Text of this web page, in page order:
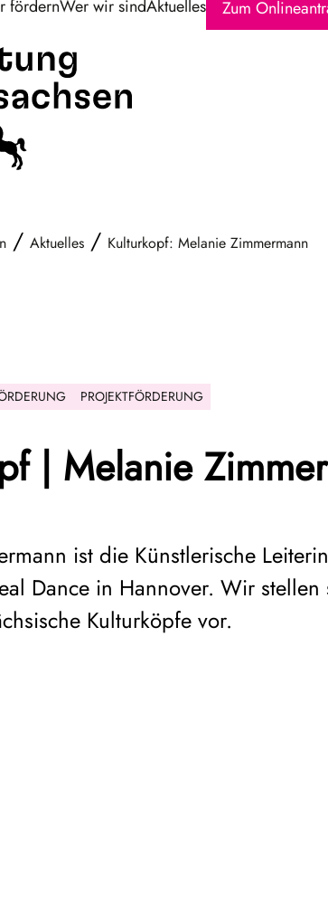
fördernWer wir sindAktuelles Zum
/ Aktuelles / Kulturkopf: Melanie Zimmermann
PROJEKTFÖRDERUNG
| Melanie
ist die Künstlerische
Dance in Hannover. Wir
Kulturköpfe vor.